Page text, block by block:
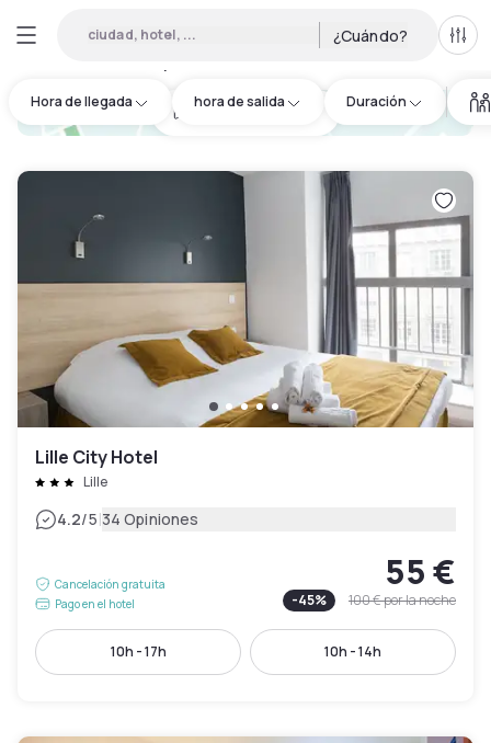
ciudad, hotel, ... ¿Cuándo?
Hora de llegada hora de salida Duración
hotel.cta.view_map
Lille City Hotel
Lille
4.2/5|34 Opiniones
Cancelación gratuita
Pago en el hotel
55 €
-45% 100 €por la noche
10h - 17h 10h - 14h